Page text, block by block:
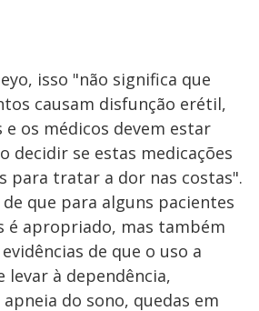
isso "não significa que
causam disfunção erétil,
e os médicos devem estar
decidir se estas medicações
​​para tratar a dor nas costas".
que para alguns pacientes
é apropriado, mas também
de que o uso a
levar à dependência,
do sono, quedas em